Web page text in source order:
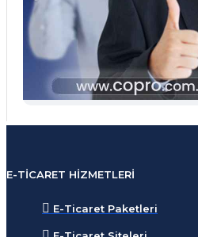
E-TICARET HIZMETLERI
E-Ticaret Paketleri